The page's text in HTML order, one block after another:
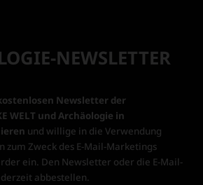
NEWSLETTER
Newsletter der
WELT und Archäologie in
und willige in die Verwendung
zum Zweck des E-Mail-Marketings
ein. Den Newsletter oder die E-Mail-
abbestellen.